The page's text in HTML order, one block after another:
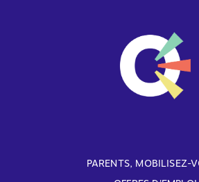
PARENTS, MOBILISEZ-